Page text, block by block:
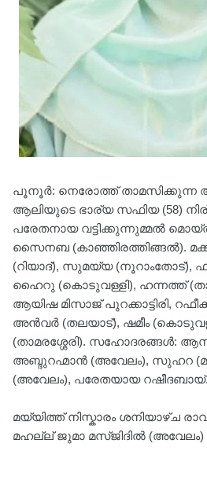
പൂനൂർ: നെരോത്ത് താമസിക്കുന്ന
ആലിയുടെ ഭാര്യ സഫിയ (58)
പരേതനായ വട്ടിക്കുന്നുമ്മൽ
സൈനബ (കാഞ്ഞിരത്തിങ്ങൽ).
(റിയാദ്), സുമയ്യ (നൂറാംതോട്),
ഹൈറു (കൊടുവള്ളി), ഹന്നത്ത്
ആയിഷ മിസാജ് പുറക്കാട്ടിരി,
അൻവർ (തലയാട്), ഷമീം
(താമരശ്ശേരി). സഹോദരങ്ങൾ:
അബ്ദുറഹ്മാൻ (അവേലം), സുഹറ
(അവേലം), പരേതയായ
മയ്യിത്ത് നിസ്കാരം ശനിയാഴ്ച
മഹല്ല് ജുമാ മസ്ജിദിൽ (അവേലം)